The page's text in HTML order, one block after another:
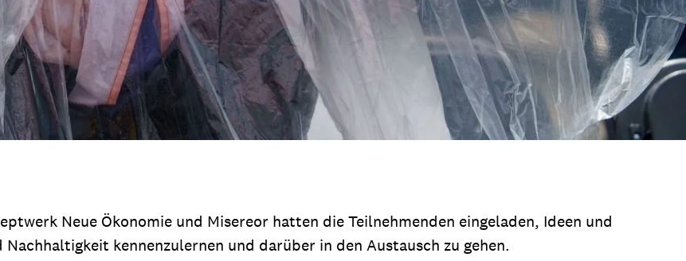
Neue Ökonomie und Misereor hatten die Teilnehmenden eingeladen, Ideen und
kennenzulernen und darüber in den Austausch zu gehen.